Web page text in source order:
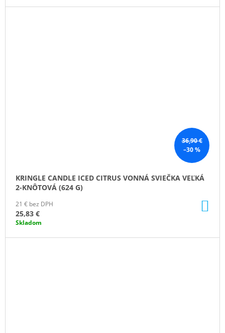
36,90 €
–30 %
KRINGLE CANDLE ICED CITRUS VONNÁ SVIEČKA VEĽKÁ
2-KNÔTOVÁ (624 G)
21 € bez DPH
25,83 €
Skladom